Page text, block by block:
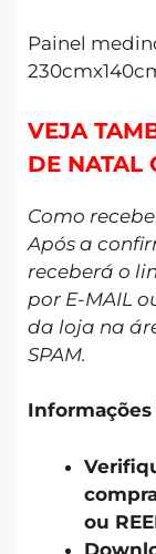
Painel
VEJA
DE NATAL
Como
Após a
receberá o
por E-MAIL
da loja na
SPAM.
ou